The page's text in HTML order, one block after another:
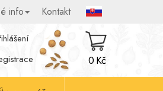
info Kontakt
0 Kč